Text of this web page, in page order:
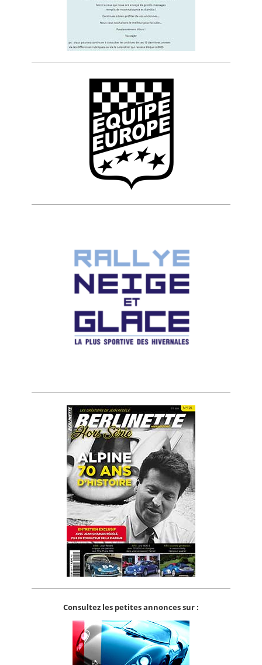
Consultez les petites annonces sur :